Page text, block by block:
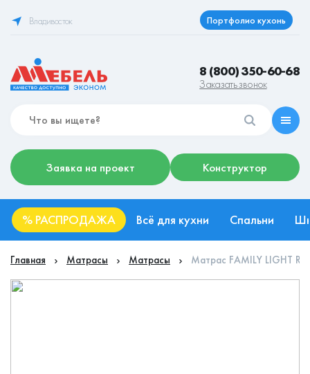
Владивосток Портфолио кухонь
8 (800) 350-60-68
Заказать звонок
Заявка на проект Конструктор
% РАСПРОДАЖА Всё для кухни Спальни
Главная Матрасы Матрасы Матрас FAMILY LIGHT